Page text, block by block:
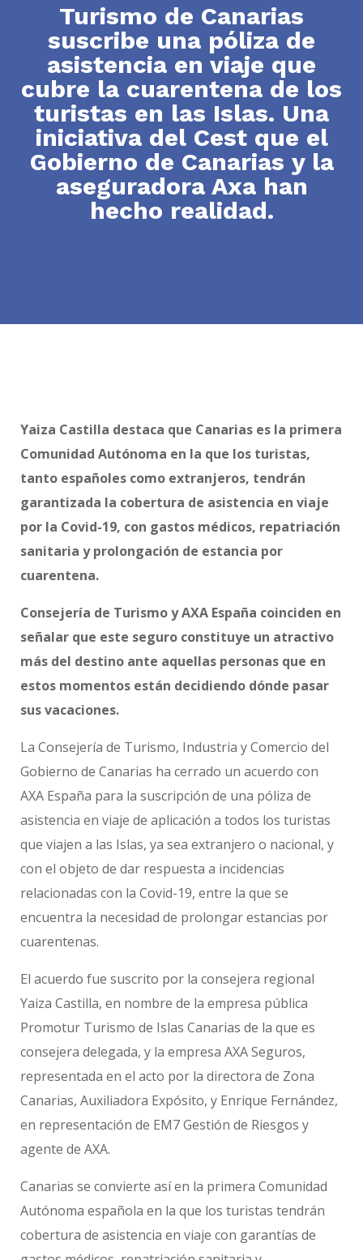
Turismo de Canarias
suscribe una póliza de
asistencia en viaje que
cubre la cuarentena de los
turistas en las Islas. Una
iniciativa del Cest que el
Gobierno de Canarias y la
aseguradora Axa han
hecho realidad.
Yaiza Castilla destaca que Canarias es la primera
Comunidad Autónoma en la que los turistas,
tanto españoles como extranjeros, tendrán
garantizada la cobertura de asistencia en viaje
por la Covid-19, con gastos médicos, repatriación
sanitaria y prolongación de estancia por
cuarentena.
Consejería de Turismo y AXA España coinciden en
señalar que este seguro constituye un atractivo
más del destino ante aquellas personas que en
estos momentos están decidiendo dónde pasar
sus vacaciones.
La Consejería de Turismo, Industria y Comercio del
Gobierno de Canarias ha cerrado un acuerdo con
AXA España para la suscripción de una póliza de
asistencia en viaje de aplicación a todos los turistas
que viajen a las Islas, ya sea extranjero o nacional, y
con el objeto de dar respuesta a incidencias
relacionadas con la Covid-19, entre la que se
encuentra la necesidad de prolongar estancias por
cuarentenas.
El acuerdo fue suscrito por la consejera regional
Yaiza Castilla, en nombre de la empresa pública
Promotur Turismo de Islas Canarias de la que es
consejera delegada, y la empresa AXA Seguros,
representada en el acto por la directora de Zona
Canarias, Auxiliadora Expósito, y Enrique Fernández,
en representación de EM7 Gestión de Riesgos y
agente de AXA.
Canarias se convierte así en la primera Comunidad
Autónoma española en la que los turistas tendrán
cobertura de asistencia en viaje con garantías de